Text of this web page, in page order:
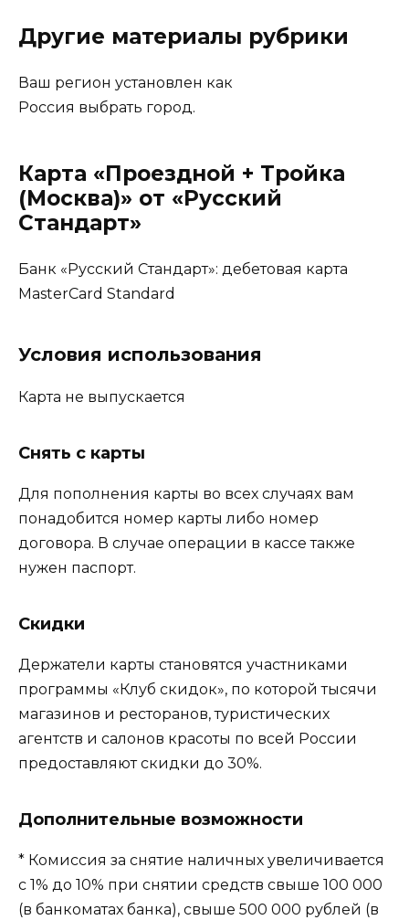
Другие материалы рубрики
Ваш регион установлен как
Россия выбрать город.
Карта «Проездной + Тройка
(Москва)» от «Русский
Стандарт»
Банк «Русский Стандарт»: дебетовая карта
MasterCard Standard
Условия использования
Карта не выпускается
Снять с карты
Для пополнения карты во всех случаях вам
понадобится номер карты либо номер
договора. В случае операции в кассе также
нужен паспорт.
Скидки
Держатели карты становятся участниками
программы «Клуб скидок», по которой тысячи
магазинов и ресторанов, туристических
агентств и салонов красоты по всей России
предоставляют скидки до 30%.
Дополнительные возможности
* Комиссия за снятие наличных увеличивается
с 1% до 10% при снятии средств свыше 100 000
(в банкоматах банка), свыше 500 000 рублей (в